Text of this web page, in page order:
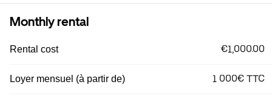
Monthly rental
Rental cost €1,000.00
Loyer mensuel (à partir de) 1 000€ TTC